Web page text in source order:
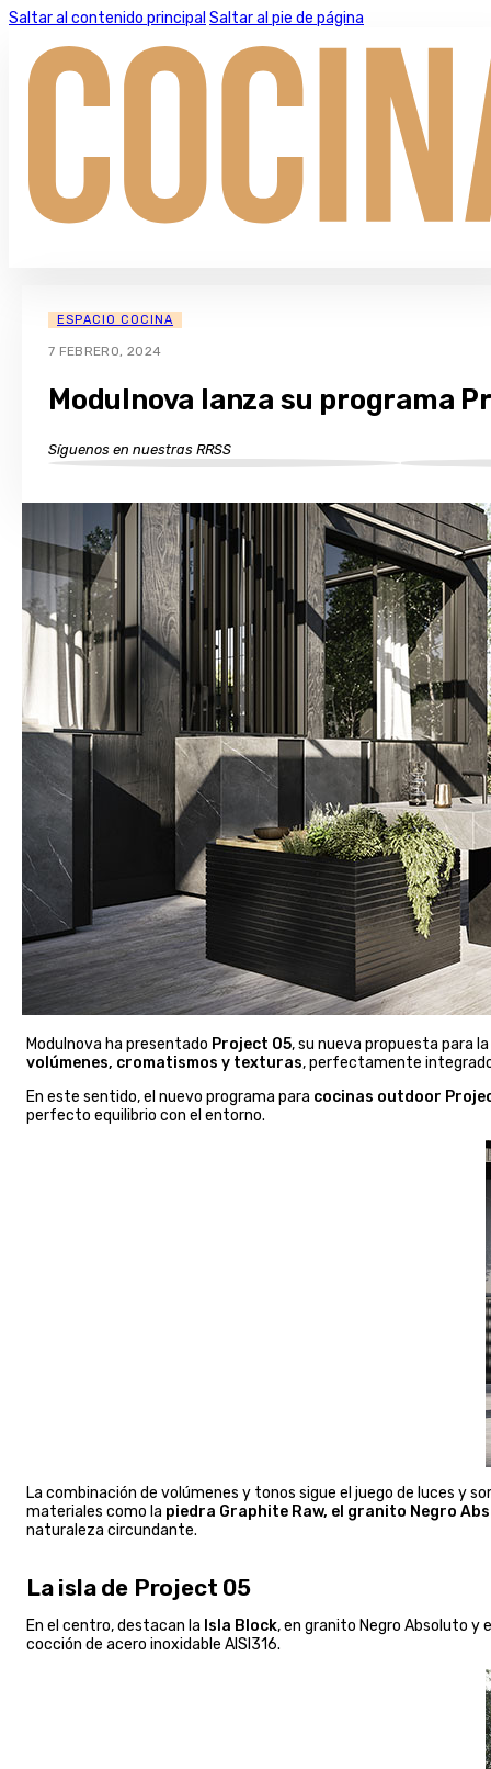
Saltar al contenido principal Saltar al pie de página
ESPACIO COCINA
7 FEBRERO, 2024
Modulnova lanza su programa
Síguenos en nuestras RRSS
Modulnova ha presentado Project 05, su nueva propuesta para
volúmenes, cromatismos y texturas, perfectamente
En este sentido, el nuevo programa para cocinas outdoor
perfecto equilibrio con el entorno.
La combinación de volúmenes y tonos sigue el juego de luces y
materiales como la piedra Graphite Raw, el granito Negro
naturaleza circundante.
La isla de Project 05
En el centro, destacan la Isla Block, en granito Negro Absoluto y
cocción de acero inoxidable AISI316.